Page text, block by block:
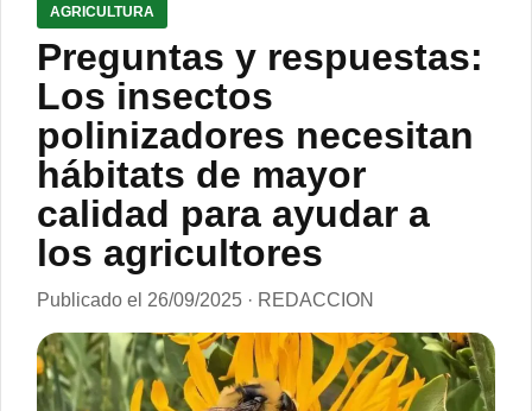
AGRICULTURA
Preguntas y respuestas:
Los insectos
polinizadores necesitan
hábitats de mayor
calidad para ayudar a
los agricultores
Publicado el 26/09/2025 · REDACCION